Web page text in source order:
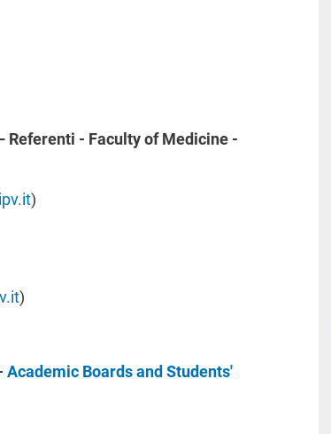
Referenti - Faculty of Medicine -
)
)
Academic Boards and Students'